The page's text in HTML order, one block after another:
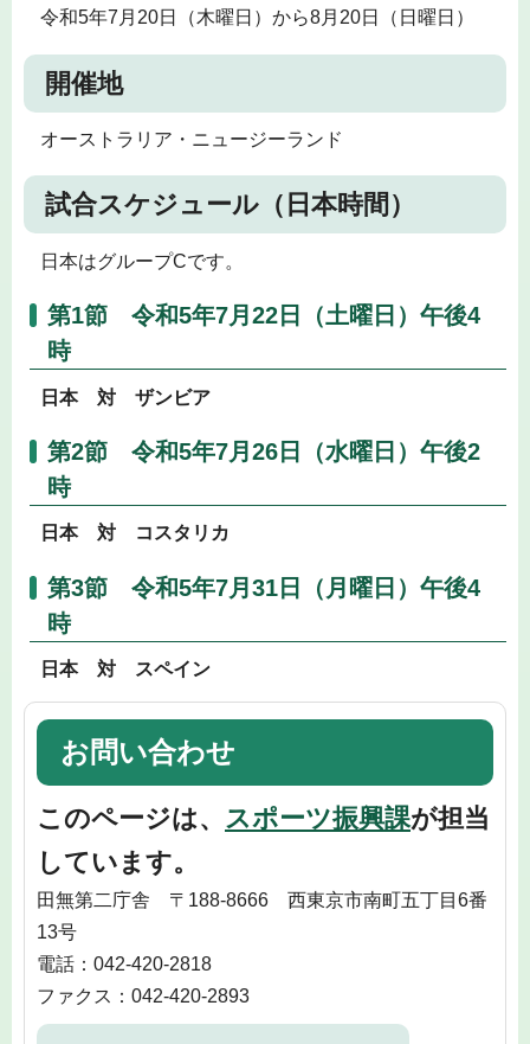
令和5年7月20日（木曜日）から8月20日（日曜日）
開催地
オーストラリア・ニュージーランド
試合スケジュール（日本時間）
日本はグループCです。
第1節 令和5年7月22日（土曜日）午後4
時
日本 対 ザンビア
第2節 令和5年7月26日（水曜日）午後2
時
日本 対 コスタリカ
第3節 令和5年7月31日（月曜日）午後4
時
日本 対 スペイン
お問い合わせ
このページは、 スポーツ振興課が担当
しています。
田無第二庁舎 〒188-8666 西東京市南町五丁目6番
13号
電話：042-420-2818
ファクス：042-420-2893